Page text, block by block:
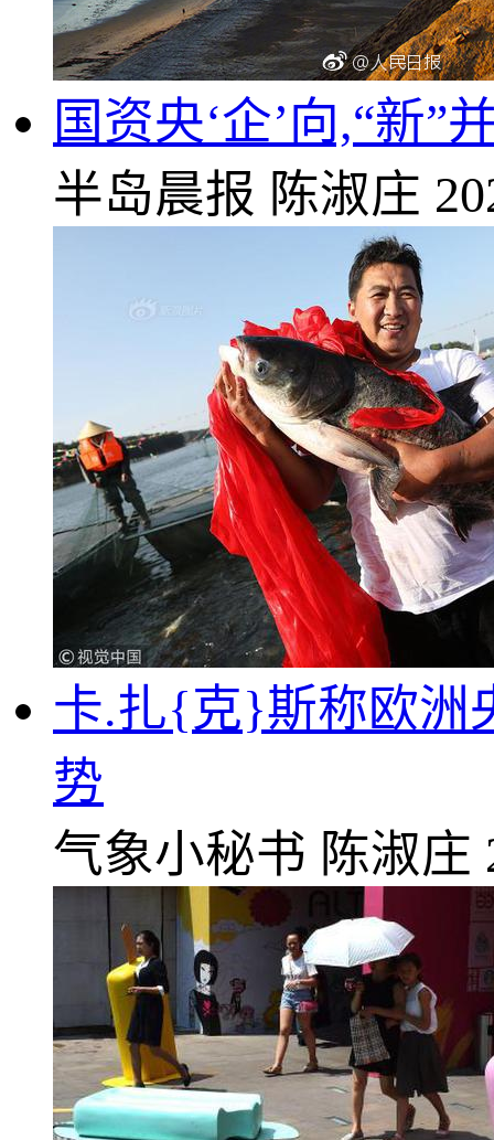
国资央‘企’向,“新”
半岛晨报 陈淑庄
卡.扎{克}斯称欧洲
势
气象小秘书 陈淑庄